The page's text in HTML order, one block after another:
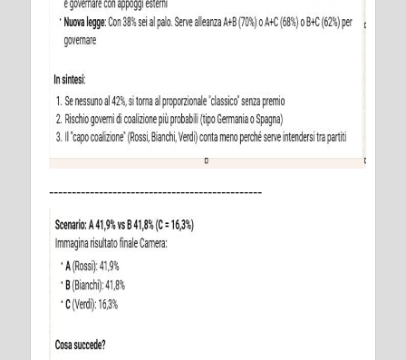
-----------------------------------------------